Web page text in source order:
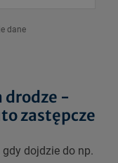
dane
drodze -
zastępcze
dojdzie do np.